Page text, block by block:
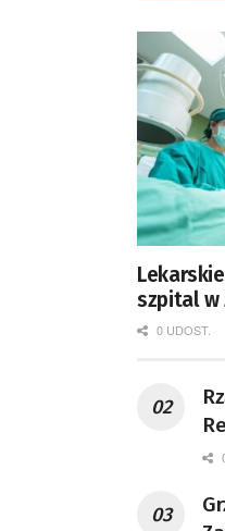
szpital w
Górze
0 UDOST.